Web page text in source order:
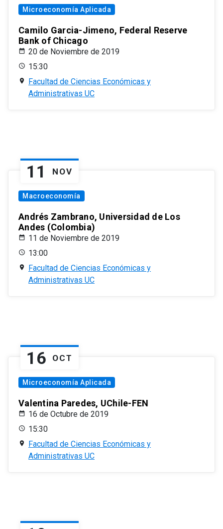
Microeconomía Aplicada
Camilo Garcia-Jimeno, Federal Reserve
Bank of Chicago
20 de Noviembre de 2019
15:30
Facultad de Ciencias Económicas y
Administrativas UC
11 NOV
Macroeconomía
Andrés Zambrano, Universidad de Los
Andes (Colombia)
11 de Noviembre de 2019
13:00
Facultad de Ciencias Económicas y
Administrativas UC
16 OCT
Microeconomía Aplicada
Valentina Paredes, UChile-FEN
16 de Octubre de 2019
15:30
Facultad de Ciencias Económicas y
Administrativas UC